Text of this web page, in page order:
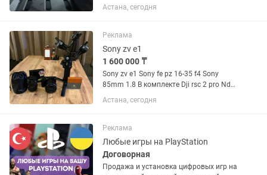
2: Heart of Chornobyl (PS5) - 15 000тг •
Crimson Desert (PS5) - 20 000тг
Астана, сегодня
Реклама
Sony zv e1
1 600 000 ₸
Sony zv e1 Sony fe pz 16-35 f4 Sony
85mm 1.8 В комплекте Dji rsc 2 pro Nd
filter k&f SanDisk 128 gb v90 Ulanzi
охладитель на камеру Можно через
Астана, сегодня
Реклама
Любые игры на PlayStation
Договорная
Продажа и установка цифровых игр на